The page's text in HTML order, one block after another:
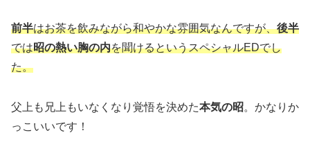
前半はお茶を飲みながら和やかな雰囲気なんですが、後半
では昭の熱い胸の内を聞けるというスペシャルEDでし
た。
父上も兄上もいなくなり覚悟を決めた本気の昭。かなりか
っこいいです！